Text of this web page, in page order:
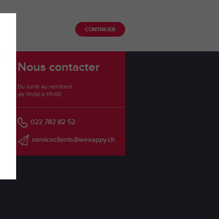
CONTINUER
Nous contacter
Du lundi au vendredi
de 11h00 à 17h00
022 782 82 52
serviceclients@wevappy.ch